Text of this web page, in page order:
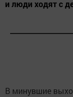
и люди ходят с
В минувшие